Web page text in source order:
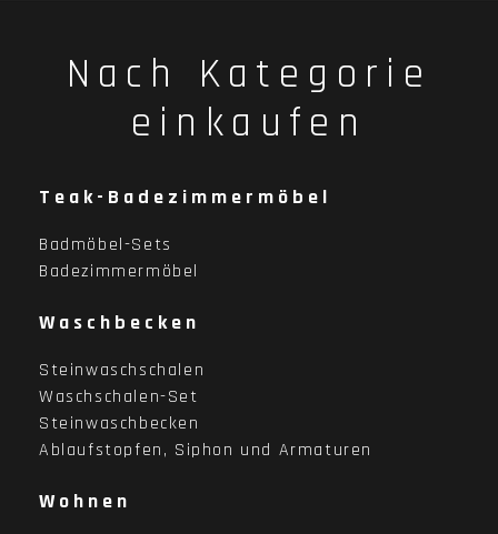
Nach Kategorie
einkaufen
Teak-Badezimmermöbel
Badmöbel-Sets
Badezimmermöbel
Waschbecken
Steinwaschschalen
Waschschalen-Set
Steinwaschbecken
Ablaufstopfen, Siphon und Armaturen
Wohnen